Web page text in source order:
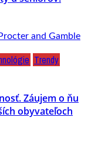
Trendy
Záujem o ňu
obyvateľoch